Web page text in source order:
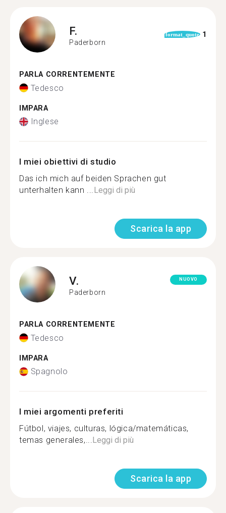
F.
Paderborn
format_quote 1
PARLA CORRENTEMENTE
Tedesco
IMPARA
Inglese
I miei obiettivi di studio
Das ich mich auf beiden Sprachen gut
unterhalten kann ...Leggi di più
Scarica la app
V.
Paderborn
NUOVO
PARLA CORRENTEMENTE
Tedesco
IMPARA
Spagnolo
I miei argomenti preferiti
Fútbol, viajes, culturas, lógica/matemáticas,
temas generales,...Leggi di più
Scarica la app